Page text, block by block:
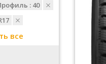
: 40
все